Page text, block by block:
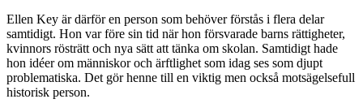
Ellen Key är därför en person som behöver förstås i flera delar
samtidigt. Hon var före sin tid när hon försvarade barns rättigheter,
kvinnors rösträtt och nya sätt att tänka om skolan. Samtidigt hade
hon idéer om människor och ärftlighet som idag ses som djupt
problematiska. Det gör henne till en viktig men också motsägelsefull
historisk person.